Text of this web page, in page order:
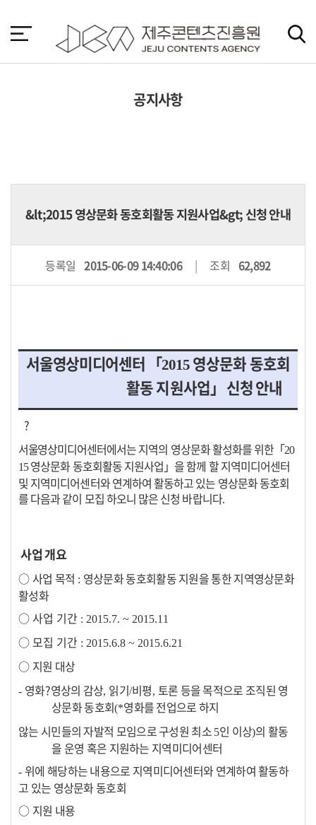
바
가
공지사항
&lt;2015 영상문화 동호회활동 지원사업&gt; 신청 안내
등록일 2015-06-09 14:40:06 조회 62,892
서울영상미디어센터 「2015 영상문화 동호회
활동 지원사업」 신청 안내
?
서울영상미디어센터에서는 지역의 영상문화 활성화를 위한 「20
15영상문화 동호회활동 지원사업 」을 함께 할 지역미디어센터
및 지역미디어센터와 연계하여 활동하고 있는 영상문화 동호회
를 다음과 같이 모집 하오니 많은 신청 바랍니다.
사업 개요
○사업 목적 : 영상문화 동호회활동 지원을 통한 지역영상문화
활성화
○사업 기간 : 2015.7. ~ 2015.11
○모집 기간 : 2015.6.8 ~ 2015.6.21
○ 지원 대상
- 영화?영상의 감상, 읽기/비평, 토론 등을 목적으로 조직된 영
상문화 동호회(*영화를 전업으로 하지
않는 시민들의 자발적 모임으로 구성원 최소 5인 이상)의 활동
을 운영 혹은 지원하는 지역미디어센터
- 위에 해당하는 내용으로 지역미디어센터와 연계하여 활동하
고 있는 영상문화 동호회
○ 지원 내용